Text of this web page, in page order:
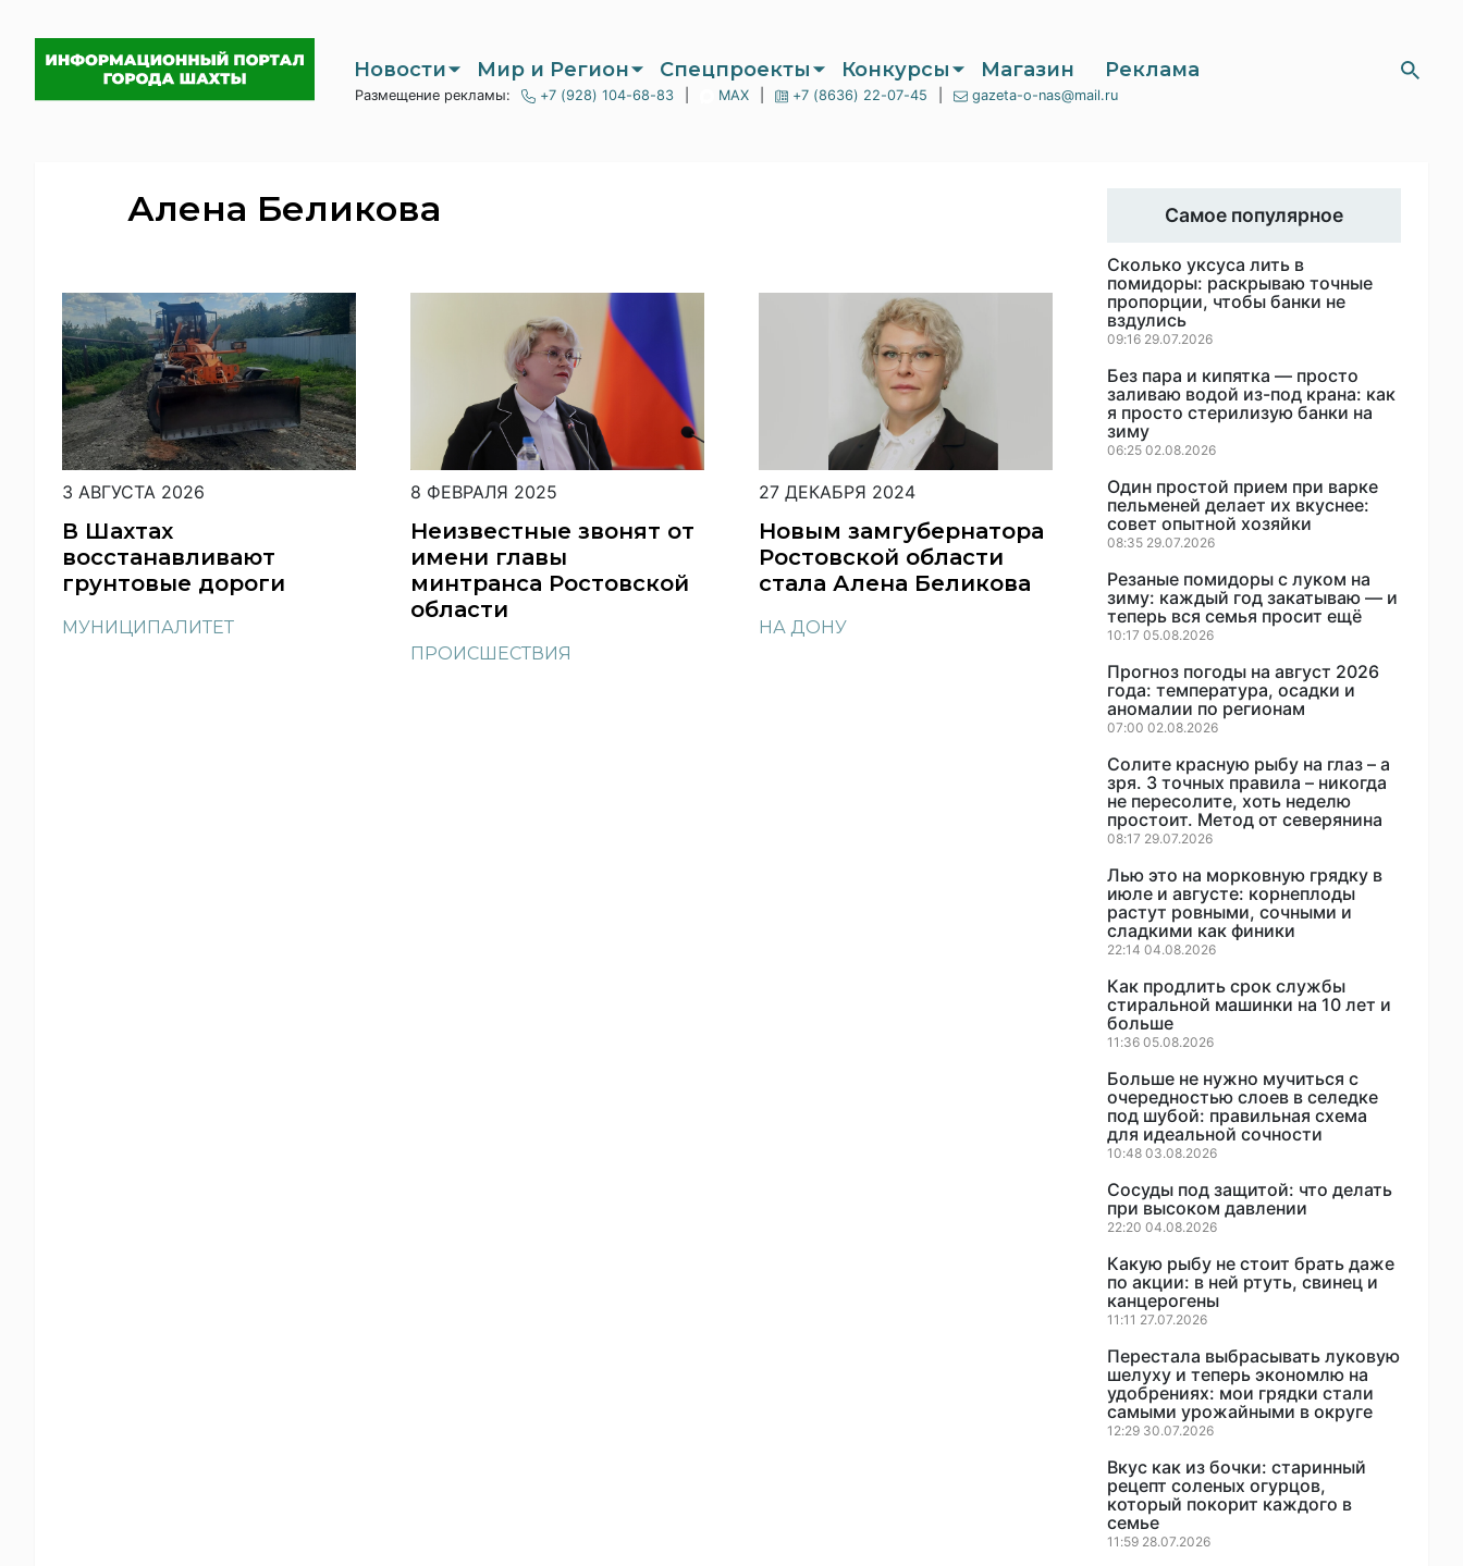
Новости Мир и Регион Спецпроекты Конкурсы Магазин Реклама
Размещение рекламы: +7 (928) 104-68-83 MAX +7 (8636) 22-07-45 gazeta-o-nas@mail.ru
Алена Беликова
3 АВГУСТА 2026
В Шахтах
восстанавливают
грунтовые дороги
МУНИЦИПАЛИТЕТ
8 ФЕВРАЛЯ 2025
Неизвестные звонят от
имени главы
минтранса Ростовской
области
ПРОИСШЕСТВИЯ
27 ДЕКАБРЯ 2024
Новым замгубернатора
Ростовской области
стала Алена Беликова
НА ДОНУ
Самое популярное
Сколько уксуса лить в
помидоры: раскрываю точные
пропорции, чтобы банки не
вздулись
09:16 29.07.2026
Без пара и кипятка — просто
заливаю водой из-под крана: как
я просто стерилизую банки на
зиму
06:25 02.08.2026
Один простой прием при варке
пельменей делает их вкуснее:
совет опытной хозяйки
08:35 29.07.2026
Резаные помидоры с луком на
зиму: каждый год закатываю — и
теперь вся семья просит ещё
10:17 05.08.2026
Прогноз погоды на август 2026
года: температура, осадки и
аномалии по регионам
07:00 02.08.2026
Солите красную рыбу на глаз – а
зря. 3 точных правила – никогда
не пересолите, хоть неделю
простоит. Метод от северянина
08:17 29.07.2026
Лью это на морковную грядку в
июле и августе: корнеплоды
растут ровными, сочными и
сладкими как финики
22:14 04.08.2026
Как продлить срок службы
стиральной машинки на 10 лет и
больше
11:36 05.08.2026
Больше не нужно мучиться с
очередностью слоев в селедке
под шубой: правильная схема
для идеальной сочности
10:48 03.08.2026
Сосуды под защитой: что делать
при высоком давлении
22:20 04.08.2026
Какую рыбу не стоит брать даже
по акции: в ней ртуть, свинец и
канцерогены
11:11 27.07.2026
Перестала выбрасывать луковую
шелуху и теперь экономлю на
удобрениях: мои грядки стали
самыми урожайными в округе
12:29 30.07.2026
Вкус как из бочки: старинный
рецепт соленых огурцов,
который покорит каждого в
семье
11:59 28.07.2026